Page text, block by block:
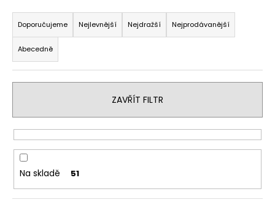
Ř
a
z
e
n
r
o
d
u
k
Doporučujeme Nejlevnější Nejdražší Nejprodávanější
Abecedně
ZAVŘÍT FILTR
Na skladě 51
e
n
a
j
í
?